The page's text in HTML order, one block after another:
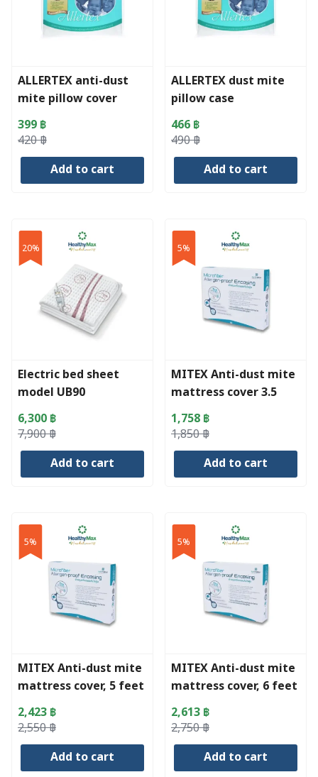
options
on
the
product
page
ALLERTEX anti-dust
mite pillow cover
420฿
Original
price
399 ฿
Current
price
Add to cart
ALLERTEX dust mite
pillow case
490฿
Original
price
466 ฿
Current
price
Add to cart
20%
Electric bed sheet
model UB90
7,900฿
Original
price
6,300 ฿
Current
price
Add to cart
5%
MITEX Anti-dust mite
mattress cover 3.5
feet
1,850฿
Original
price
1,758 ฿
Current
price
Add to cart
5%
MITEX Anti-dust mite
mattress cover, 5 feet
2,550฿
Original
price
2,423 ฿
Current
price
Add to cart
5%
MITEX Anti-dust mite
mattress cover, 6 feet
2,750฿
Original
price
2,613 ฿
Current
price
Add to cart